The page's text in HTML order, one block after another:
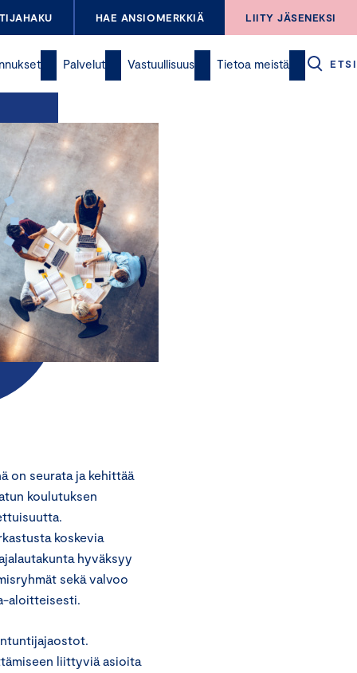
HAE ANSIOMERKKIÄ LIITY JÄSENEKSI
Palvelut Vastuullisuus Tietoa meistä ETSI
on seurata ja kehittää
koulutuksen
koskevia
hyväksyy
sekä valvoo
aloitteisesti.
liittyviä asioita